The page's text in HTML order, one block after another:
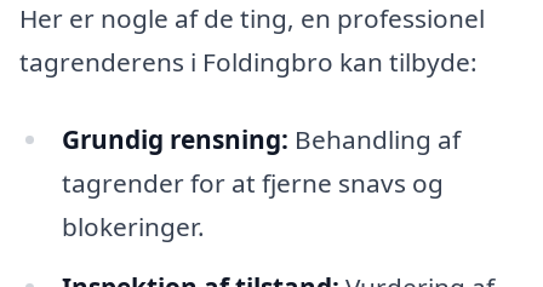
Her er nogle af de ting, en professionel
tagrenderens i Foldingbro kan tilbyde:
Grundig rensning: Behandling af
tagrender for at fjerne snavs og
blokeringer.